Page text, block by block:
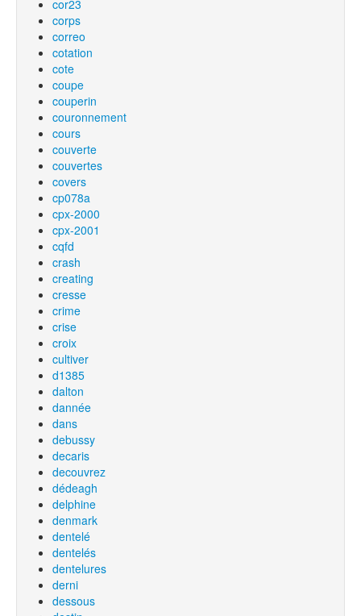
cor23
corps
correo
cotation
cote
coupe
couperin
couronnement
cours
couverte
couvertes
covers
cp078a
cpx-2000
cpx-2001
cqfd
crash
creating
cresse
crime
crise
croix
cultiver
d1385
dalton
dannée
dans
debussy
decaris
decouvrez
dédeagh
delphine
denmark
dentelé
dentelés
dentelures
derni
dessous